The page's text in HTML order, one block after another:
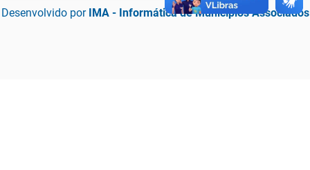
Desenvolvido por IMA - Informática de Municípios Associados